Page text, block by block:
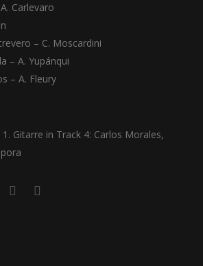
Carlevaro
– C. Moscardini
– A. Yupánqui
– A. Fleury
Gitarre in Track 4: Carlos Morales,